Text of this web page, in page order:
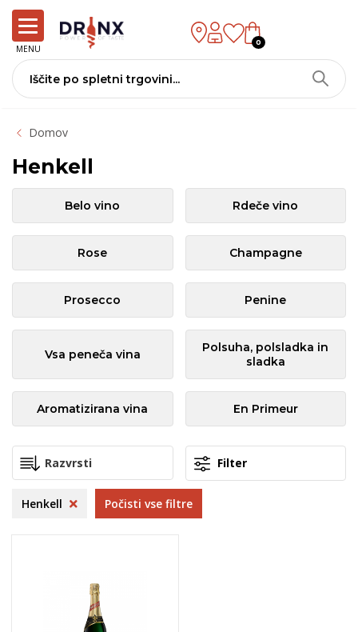
MENU
0
Domov
Henkell
Belo vino Rdeče vino
Rose Champagne
Prosecco Penine
Vsa peneča vina
Polsuha, polsladka in
sladka
Aromatizirana vina En Primeur
Filter
Henkell Počisti vse filtre